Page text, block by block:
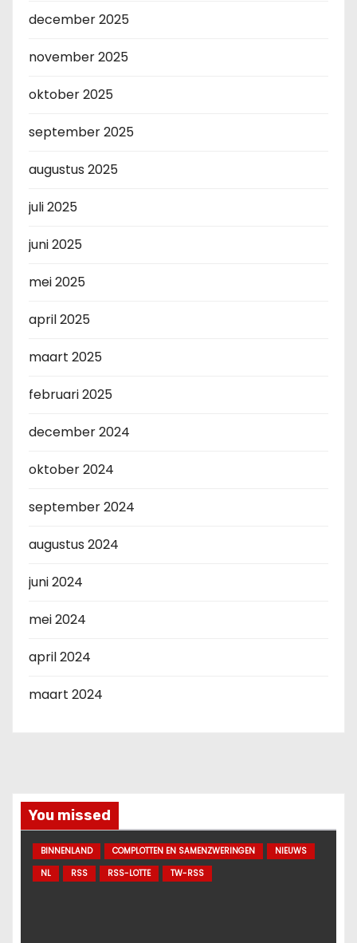
december 2025
november 2025
oktober 2025
september 2025
augustus 2025
juli 2025
juni 2025
mei 2025
april 2025
maart 2025
februari 2025
december 2024
oktober 2024
september 2024
augustus 2024
juni 2024
mei 2024
april 2024
maart 2024
You missed
BINNENLAND COMPLOTTEN EN SAMENZWERINGEN
NIEUWS
NL
RSS RSS-LOTTE TW-RSS